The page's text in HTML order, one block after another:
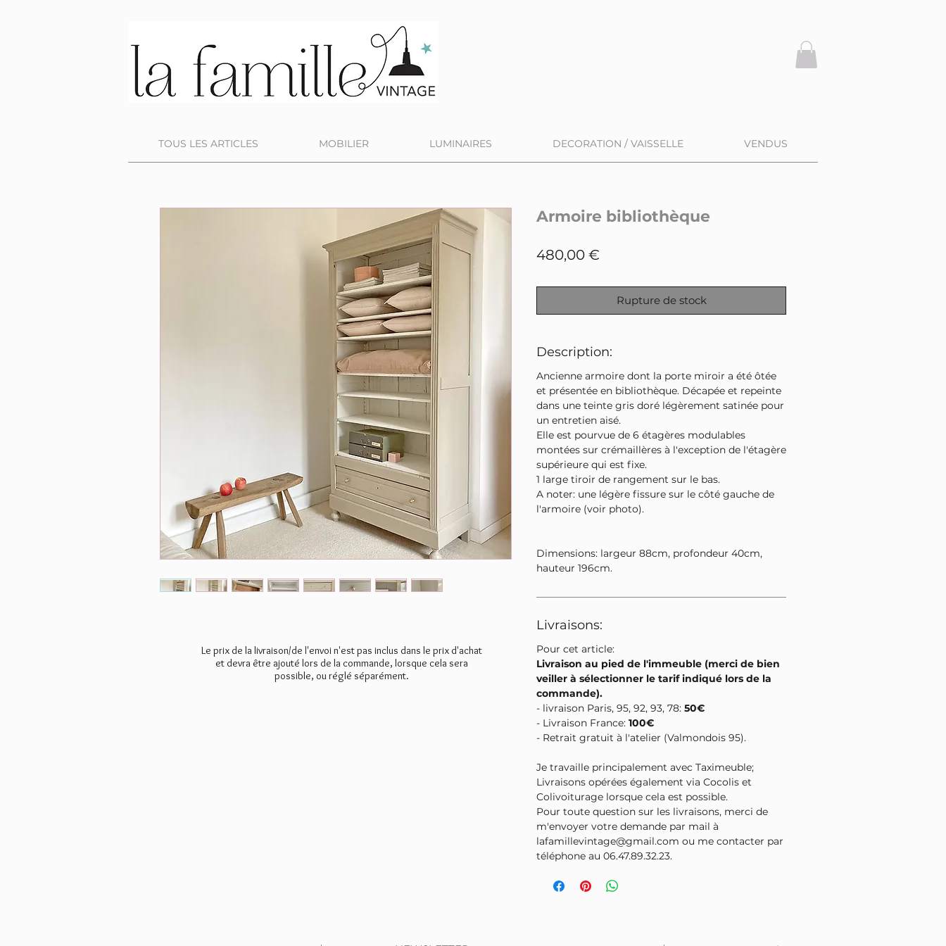
TOUS LES ARTICLES MOBILIER LUMINAIRES DECORATION / VAISSELLE VENDUS
Armoire bibliothèque
480,00 €
Rupture de stock
Description:
Ancienne armoire dont la porte miroir a été ôtée
et présentée en bibliothèque. Décapée et repeinte
dans une teinte gris doré légèrement satinée pour
un entretien aisé.
Elle est pourvue de 6 étagères modulables
montées sur crémaillères à l'exception de l'étagère
supérieure qui est fixe.
1 large tiroir de rangement sur le bas.
A noter: une légère fissure sur le côté gauche de
l'armoire (voir photo).
Dimensions: largeur 88cm, profondeur 40cm,
hauteur 196cm.
Livraisons:
Pour cet article:
Livraison au pied de l'immeuble (merci de bien
veiller à sélectionner le tarif indiqué lors de la
commande).
- livraison Paris, 95, 92, 93, 78: 50€
- Livraison France: 100€
- Retrait gratuit à l'atelier (Valmondois 95).
Je travaille principalement avec Taximeuble;
Livraisons opérées également via Cocolis et
Colivoiturage lorsque cela est possible.
Pour toute question sur les livraisons, merci de
m'envoyer votre demande par mail à
lafamillevintage@gmail.com ou me contacter par
téléphone au 06.47.89.32.23.
Le prix de la livraison/de l'envoi n'est pas inclus dans le prix d'achat
et devra être ajouté lors de la commande, lorsque cela sera
possible, ou réglé séparément.